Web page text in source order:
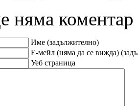
няма коментар
Име (задължително)
Е-мейл (няма да се вижда)
Уеб страница